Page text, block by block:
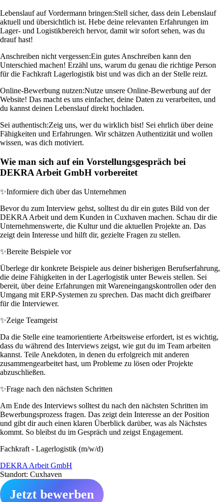
Lebenslauf auf Vordermann bringen:Stell sicher, dass dein Lebenslauf
aktuell und übersichtlich ist. Hebe deine relevanten Erfahrungen im
Lager- und Logistikbereich hervor, damit wir sofort sehen, was du
drauf hast!
Anschreiben nicht vergessen:Ein gutes Anschreiben kann den
Unterschied machen! Erzähl uns, warum du genau die richtige Person
für die Fachkraft Lagerlogistik bist und was dich an der Stelle reizt.
Online-Bewerbung nutzen:Nutze unsere Online-Bewerbung auf der
Website! Das macht es uns einfacher, deine Daten zu verarbeiten, und
du kannst deinen Lebenslauf direkt hochladen.
Sei authentisch:Zeig uns, wer du wirklich bist! Sei ehrlich über deine
Fähigkeiten und Erfahrungen. Wir schätzen Authentizität und wollen
wissen, was dich motiviert.
Wie man sich auf ein Vorstellungsgespräch bei
DEKRA Arbeit GmbH vorbereitet
✨Informiere dich über das Unternehmen
Bevor du zum Interview gehst, solltest du dir ein gutes Bild von der
DEKRA Arbeit und dem Kunden in Cuxhaven machen. Schau dir die
Unternehmenswerte, die Kultur und die aktuellen Projekte an. Das
zeigt dein Interesse und hilft dir, gezielte Fragen zu stellen.
✨Bereite Beispiele vor
Überlege dir konkrete Beispiele aus deiner bisherigen Berufserfahrung,
die deine Fähigkeiten in der Lagerlogistik unter Beweis stellen. Sei
bereit, über deine Erfahrungen mit Wareneingangskontrollen oder den
Umgang mit ERP-Systemen zu sprechen. Das macht dich greifbarer
für die Interviewer.
✨Zeige Teamgeist
Da die Stelle eine teamorientierte Arbeitsweise erfordert, ist es wichtig,
dass du während des Interviews zeigst, wie gut du im Team arbeiten
kannst. Teile Anekdoten, in denen du erfolgreich mit anderen
zusammengearbeitet hast, um Probleme zu lösen oder Projekte
abzuschließen.
✨Frage nach den nächsten Schritten
Am Ende des Interviews solltest du nach den nächsten Schritten im
Bewerbungsprozess fragen. Das zeigt dein Interesse an der Position
und gibt dir auch einen klaren Überblick darüber, was als Nächstes
kommt. So bleibst du im Gespräch und zeigst Engagement.
Fachkraft - Lagerlogistik (m/w/d)
DEKRA Arbeit GmbH
Standort: Cuxhaven
Jetzt bewerben